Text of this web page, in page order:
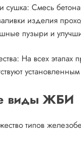
Смесь бетона
изделия
пузыри и
На всех этапах
виды ЖБИ
типов